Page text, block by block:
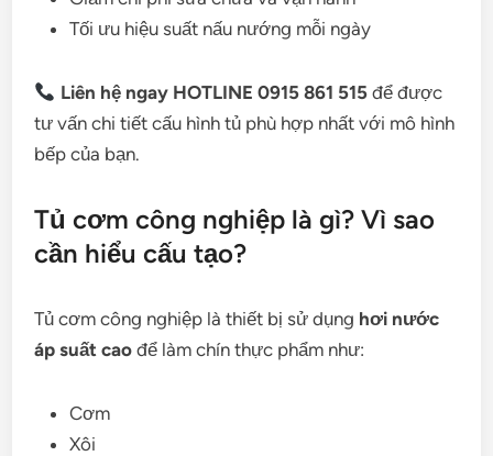
Tối ưu hiệu suất nấu nướng mỗi ngày
Liên hệ ngay HOTLINE 0915 861 515để được
tư vấn chi tiết cấu hình tủ phù hợp nhất với mô hình
bếp của bạn.
Tủ cơm công nghiệp là gì? Vì sao
cần hiểu cấu tạo?
Tủ cơm công nghiệp là thiết bị sử dụng hơi nước
áp suất cao để làm chín thực phẩm như:
Cơm
Xôi